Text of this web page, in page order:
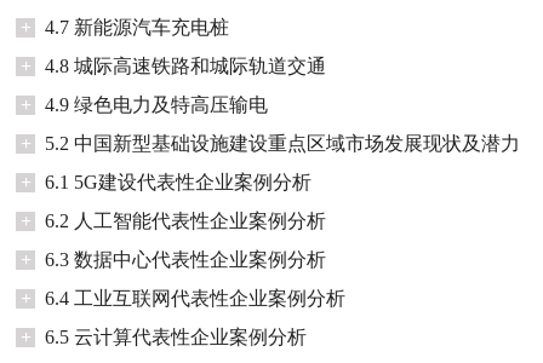
+
4.7 新能源汽车充电桩
+
4.8 城际高速铁路和城际轨道交通
+
4.9 绿色电力及特高压输电
+
5.2 中国新型基础设施建设重点区域市场发展现状及潜力
+
6.1 5G建设代表性企业案例分析
+
6.2 人工智能代表性企业案例分析
+
6.3 数据中心代表性企业案例分析
+
6.4 工业互联网代表性企业案例分析
+
6.5 云计算代表性企业案例分析